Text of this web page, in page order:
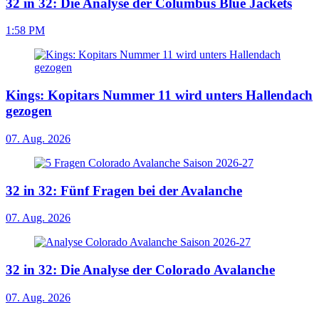
32 in 32: Die Analyse der Columbus Blue Jackets
1:58 PM
Kings: Kopitars Nummer 11 wird unters Hallendach
gezogen
07. Aug. 2026
32 in 32: Fünf Fragen bei der Avalanche
07. Aug. 2026
32 in 32: Die Analyse der Colorado Avalanche
07. Aug. 2026